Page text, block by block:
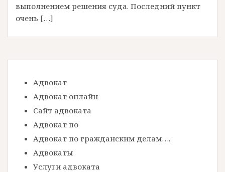
выполнением решения суда. Последний пункт
очень […]
Адвокат
Адвокат онлайн
Сайт адвоката
Адвокат по
Адвокат по гражданским делам….
Адвокаты
Услуги адвоката